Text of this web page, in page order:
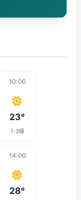
10:00
23°
1-3级
14:00
28°